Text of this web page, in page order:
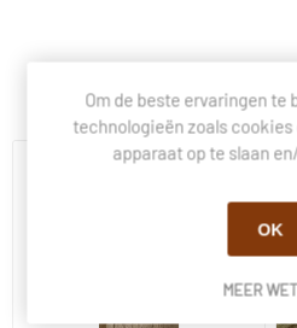
Klanten die dit
Om de beste ervaringen te
technologieën zoals
apparaat op te slaan
OK
MEER